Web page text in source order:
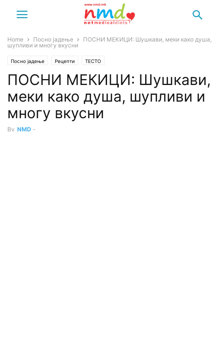
Home Посно јадење
ПОСНИ МЕКИЦИ: Шушкави, меки како душа,
шупливи и многу вкусни
Посно јадење Рецепти ТЕСТО
ПОСНИ МЕКИЦИ: Шушкави,
меки како душа, шупливи и
многу вкусни
By NMD -